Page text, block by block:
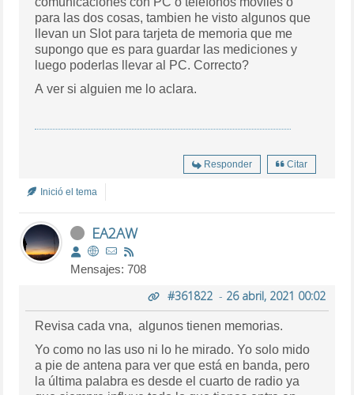
para las dos cosas, tambien he visto algunos que
llevan un Slot para tarjeta de memoria que me
supongo que es para guardar las mediciones y
luego poderlas llevar al PC. Correcto?
A ver si alguien me lo aclara.
Responder Citar
Inició el tema
EA2AW
Mensajes: 708
#361822- 26 abril, 2021 00:02
Revisa cada vna, algunos tienen memorias.
Yo como no las uso ni lo he mirado. Yo solo mido
a pie de antena para ver que está en banda, pero
la última palabra es desde el cuarto de radio ya